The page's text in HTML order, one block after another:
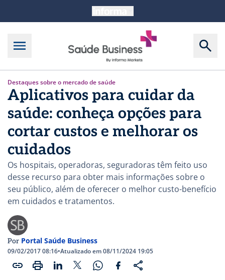
Destaques sobre o mercado de saúde
Aplicativos para cuidar da
saúde: conheça opções para
cortar custos e melhorar os
cuidados
Os hospitais, operadoras, seguradoras têm feito uso
desse recurso para obter mais informações sobre o
seu público, além de oferecer o melhor custo-benefício
em cuidados e tratamentos.
Por Portal Saúde Business
09/02/2017 08:16•Atualizado em 08/11/2024 19:05